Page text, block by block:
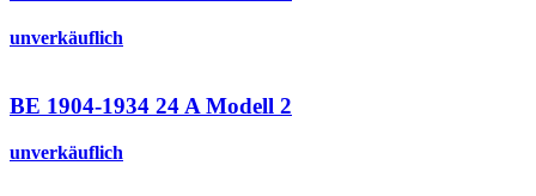
unverkäuflich
BE 1904-1934 24 A Modell 2
unverkäuflich